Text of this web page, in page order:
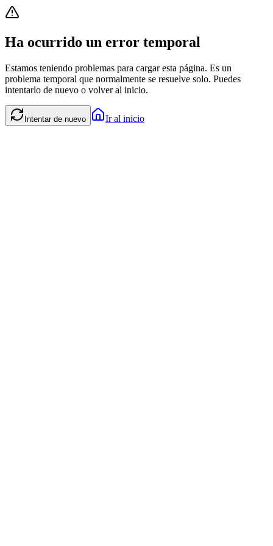
Ha ocurrido un error temporal
Estamos teniendo problemas para cargar esta página. Es un
problema temporal que normalmente se resuelve solo. Puedes
intentarlo de nuevo o volver al inicio.
Intentar de nuevo Ir al inicio